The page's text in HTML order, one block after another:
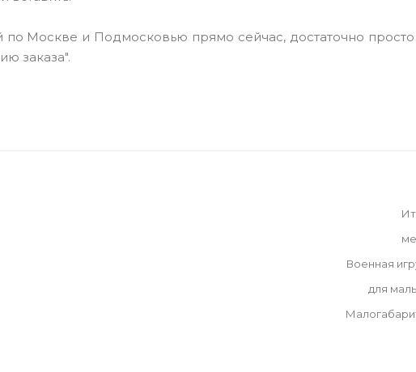
по Москве и Подмосковью прямо сейчас, достаточно просто
заказа".
Военная
для